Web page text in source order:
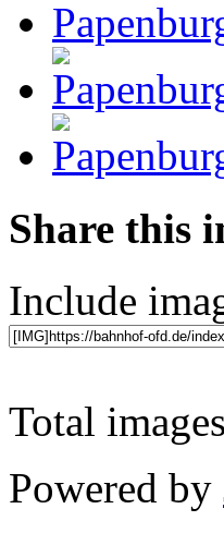
Share this
Include
Total
Powered by